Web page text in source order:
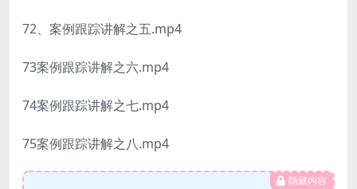
72、案例跟踪讲解之五.mp4
73案例跟踪讲解之六.mp4
74案例跟踪讲解之七.mp4
75案例跟踪讲解之八.mp4
隐藏内容